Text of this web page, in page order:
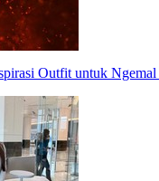
Outfit untuk Ngemal